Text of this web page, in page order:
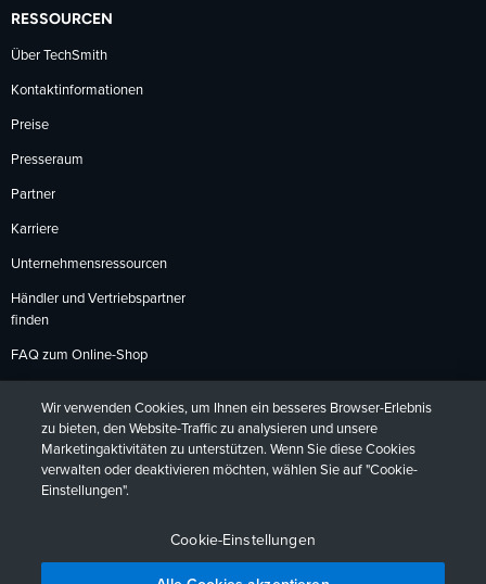
RESSOURCEN
Über TechSmith
Kontaktinformationen
Preise
Presseraum
Partner
Karriere
Unternehmensressourcen
Händler und Vertriebspartner
finden
FAQ zum Online-Shop
Rückgabebedingungen
DeutschFrançaisEspañol日本語
Wir verwenden Cookies, um Ihnen ein besseres Browser-Erlebnis
zu bieten, den Website-Traffic zu analysieren und unsere
Marketingaktivitäten zu unterstützen. Wenn Sie diese Cookies
verwalten oder deaktivieren möchten, wählen Sie auf "Cookie-
Einstellungen".
Cookie-Einstellungen